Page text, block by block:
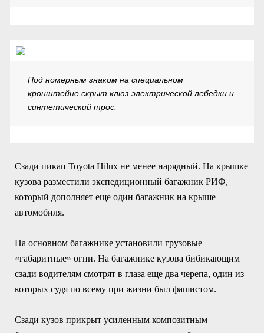
Под номерным знаком на специальном
кронштейне скрыт клюз электрической лебедки и
синтетический трос.
Сзади пикап Toyota Hilux не менее нарядный. На крышке
кузова разместили экспедиционный багажник РИФ,
который дополняет еще один багажник на крыше
автомобиля.
На основном багажнике установили грузовые
«габаритные» огни. На багажнике кузова бибикающим
сзади водителям смотрят в глаза еще два черепа, один из
которых судя по всему при жизни был фашистом.
Сзади кузов прикрыт усиленным композитным